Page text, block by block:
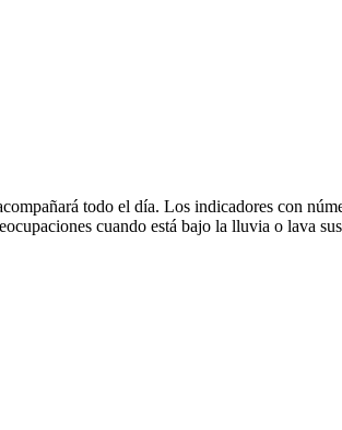
todo el día. Los indicadores con
cuando está bajo la lluvia o lava